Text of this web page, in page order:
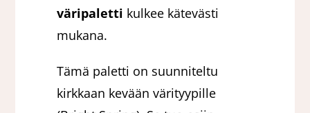
väripaletti kulkee kätevästi
mukana.
Tämä paletti on suunniteltu
kirkkaan kevään värityypille